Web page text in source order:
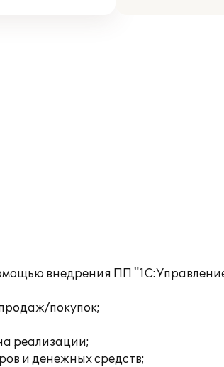
внедрения ПП
покупок;
реализации;
и денежных средств;